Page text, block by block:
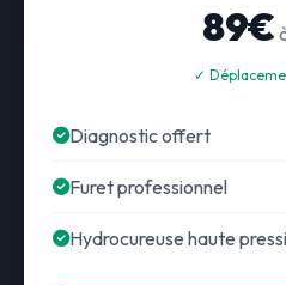
89€
✓
Diagnostic offert
Furet professionnel
Hydrocureuse haute